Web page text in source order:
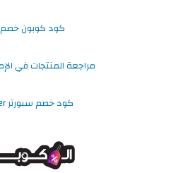
كود كوبون
مراجعة المنتجات في
كود خصم سبورتر Sporter